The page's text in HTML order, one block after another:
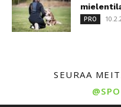
PRO
SEURAA